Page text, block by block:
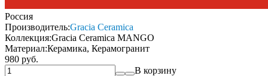
Россия
Производитель:Gracia Ceramica
Коллекция:Gracia Ceramica MANGO
Материал:Керамика, Керамогранит
980 руб.
В корзину